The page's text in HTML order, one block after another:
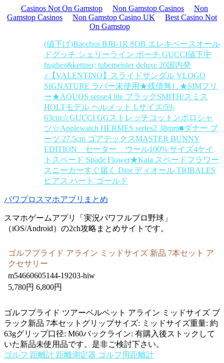
Casinos Not On Gamstop Non Gamstop Casinos
Non
Gamstop Casinos
Non Gamstop Casino UK
Best Casino Not
On Gamstop
(値下げ)Bacchus BJB-1R SOB エレキベース オール
ドグッチ シェリーライン ポーチ GUCCI値下中
hughes&kettner; tubemeister deluxe 20国内発
♪【VALENTINO】スライドサンダル VLOGO
SIGNATURE ラバー未使用★残債無し★SIMフリ
ー★AQUOS sense4 lite ブラック SMITH/スミス
HOLTモデル ヘルメット Lサイズ/59-
63cm☆GUCCI GGストレッチコットンポロシャ
ツ☆Applewatch HERMES series2 38mm■ダナー ブ
ーツ 27.5cm ゴアテックスMASTER BUNNY
EDITION セーター ウール100% サイズ4ケイ
トスペード Spade Flower★Kaia スペードフラワー
スニーカーすぐ届く Dior ディオール TRIBALES
ピアス ハート ゴールド
パワプロスマホアプリまとめ
スマホゲームアプリ「実況パワフルプロ野球」
（iOS/Android）の2ch攻略まとめサイトです。
ゴルフプライド アライン ミッドサイズ 新品 7本セット ア
クセサリー
m54660605144-19203-hiw
5,780円 6,800円
ゴルフプライド ツアーベルベット アライン ミッドサイズ ブ
ラック新品 7本セットグリップサイズ: ミッドサイズ重量: 約
63gグリップ口径: M60バックライン: 有購入後ストックして
いた新品未使用品です。是非ご検討下さい。
ゴルフ 距離計 距離測定器 ゴルフ用距離計